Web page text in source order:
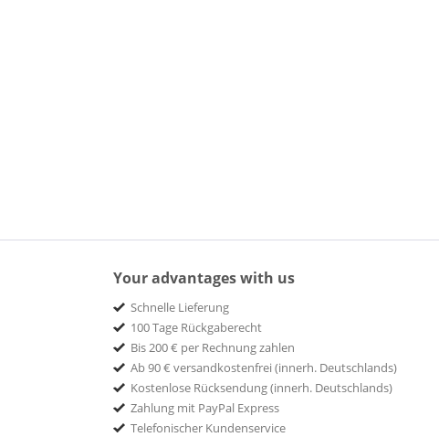
Your advantages with us
Schnelle Lieferung
100 Tage Rückgaberecht
Bis 200 € per Rechnung zahlen
Ab 90 € versandkostenfrei (innerh. Deutschlands)
Kostenlose Rücksendung (innerh. Deutschlands)
Zahlung mit PayPal Express
Telefonischer Kundenservice